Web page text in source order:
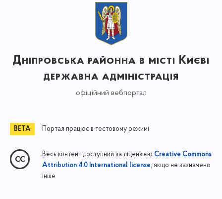
Дніпровська районна в місті Києві
державна адміністрація
офіційний вебпортал
Портал працює в тестовому режимі
Весь контент доступний за ліцензією Creative Commons
Attribution 4.0 International license, якщо не зазначено
інше